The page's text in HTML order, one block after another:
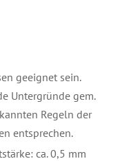
geeignet sein.
Untergründe gem.
Regeln der
entsprechen.
ca. 0,5 mm